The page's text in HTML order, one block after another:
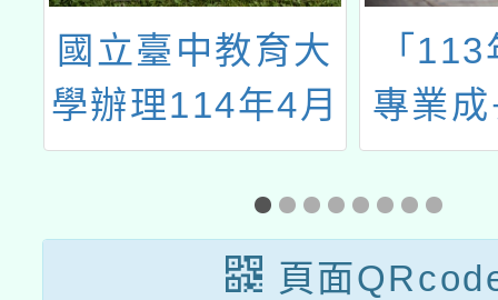
國立臺中教育大
學辦理114年4月
至6月「原住民
族教育師資修習
原住民族文化及
「
專業
施計
方素養
頁面